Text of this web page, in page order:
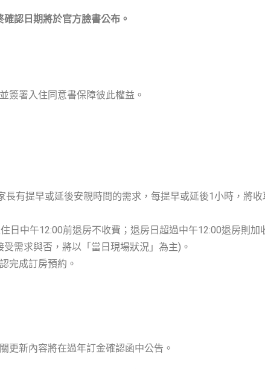
認日期將於官方臉書公布。
簽署入住同意書保障彼此權益。
有提早或延後安親時間的需求，每提早或延後1小時，將
日中午12:00前退房不收費；退房日超過中午12:00退房則
需求與否，將以「當日現場狀況」為主)。
完成訂房預約。
更新內容將在過年訂金確認函中公告。